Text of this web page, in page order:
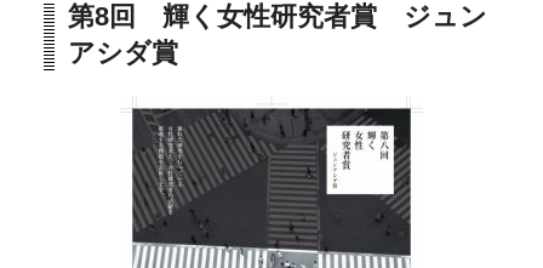
第8回 輝く女性研究者賞 ジュン
アシダ賞